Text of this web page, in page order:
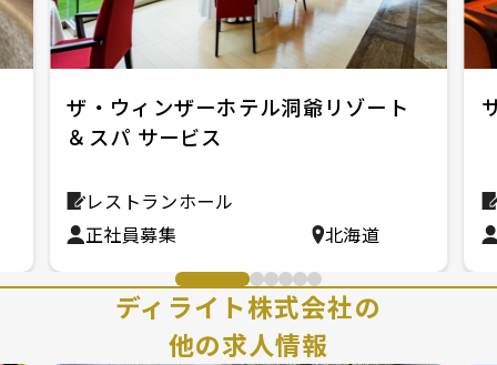
ザ・ウィンザーホテル洞爺リゾート
＆スパ サービス
レストランホール
正社員募集
北海道
ディライト株式会社の
他の求人情報